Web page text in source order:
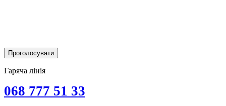
Гаряча лінія
068 777 51 33